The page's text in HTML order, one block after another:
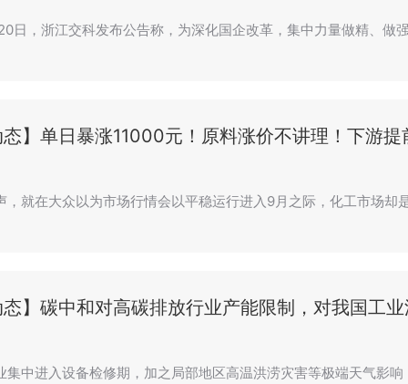
日，浙江交科发布公告称，为深化国企改革，集中力量做精、做
】单日暴涨11000元！原料涨价不讲理！下游提
，就在大众以为市场行情会以平稳运行进入9月之际，化工市场却
】碳中和对高碳排放行业产能限制，对我国工
集中进入设备检修期，加之局部地区高温洪涝灾害等极端天气影